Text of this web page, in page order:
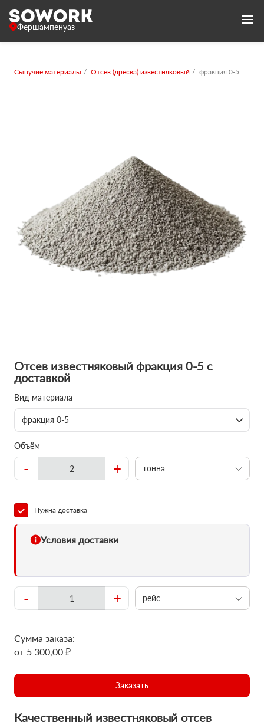
Фершампенуаз
Сыпучие материалы Отсев (дресва) известняковый фракция 0-5
Отсев известняковый фракция 0-5 с
доставкой
Вид материала
фракция 0-5
Объём
- + тонна
Нужна доставка
Условия доставки
- + рейс
Сумма заказа:
от 5 300,00 ₽
Заказать
Качественный известняковый отсев